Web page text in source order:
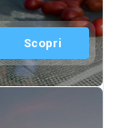
Scopri